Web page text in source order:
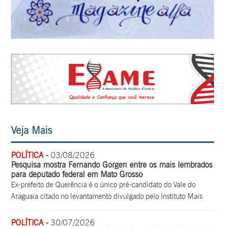
Veja Mais
POLÍTICA -03/08/2026
Pesquisa mostra Fernando Gorgen entre os mais lembrados
para deputado federal em Mato Grosso
Ex-prefeito de Querência é o único pré-candidato do Vale do
Araguaia citado no levantamento divulgado pelo Instituto Mais
POLÍTICA -30/07/2026